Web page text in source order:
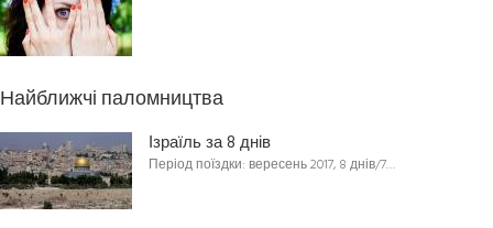
Найближчі паломництва
Ізраїль за 8 днів
Період поїздки: вересень 2017, 8 днів/7…